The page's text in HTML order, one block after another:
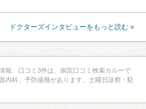
ドクターズインタビューをもっと読む »
報、口コミ3件は、病院口コミ検索カルーで
内科、予防接種があります。土曜日診察・駐